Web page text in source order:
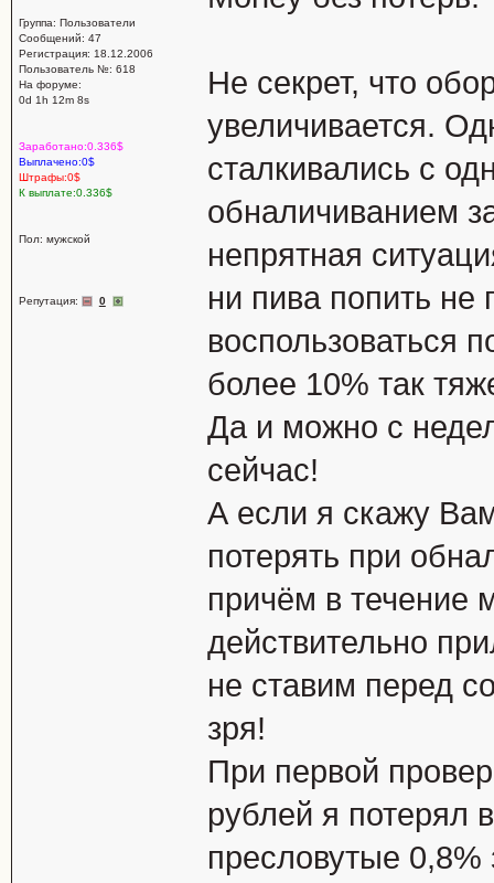
Группа: Пользователи
Сообщений: 47
Регистрация: 18.12.2006
Пользователь №: 618
На форуме:
0d 1h 12m 8s
Заработано:0.336$
Выплачено:0$
Штрафы:0$
К выплате:0.336$
Пол: мужской
Репутация: 0
Не секрет, что
увеличивается.
сталкивались с
обналичиванием
непрятная
ни пива попить не
воспользоваться
более 10% так
Да и можно с
сейчас!
А если я скажу
потерять при
причём в течение
действительно
не ставим перед
зря!
При первой
рублей я потерял
пресловутые 0,8%